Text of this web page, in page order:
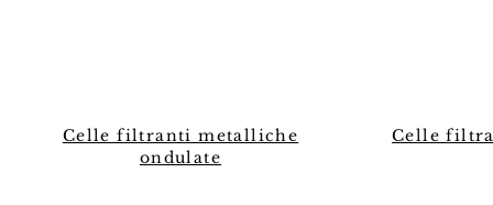
Celle filtranti metalliche
ondulate
Celle